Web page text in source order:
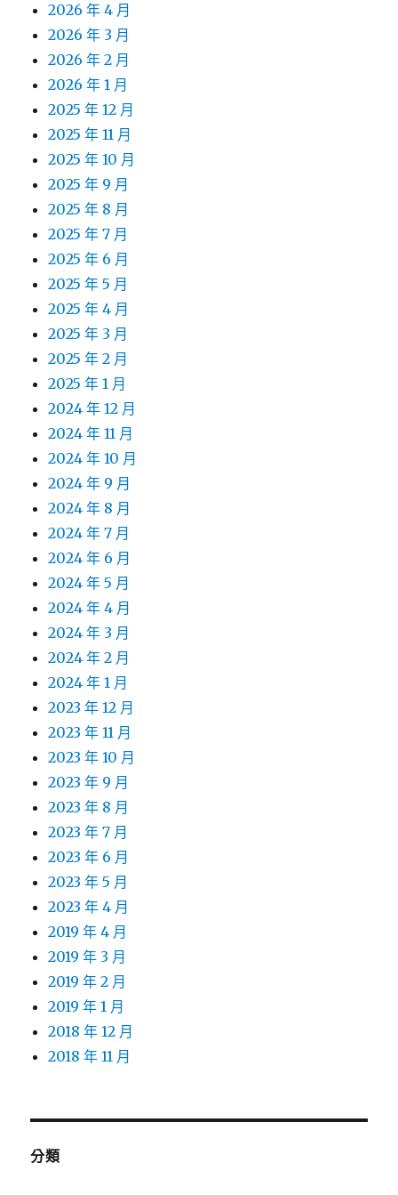
2026 年 4 月
2026 年 3 月
2026 年 2 月
2026 年 1 月
2025 年 12 月
2025 年 11 月
2025 年 10 月
2025 年 9 月
2025 年 8 月
2025 年 7 月
2025 年 6 月
2025 年 5 月
2025 年 4 月
2025 年 3 月
2025 年 2 月
2025 年 1 月
2024 年 12 月
2024 年 11 月
2024 年 10 月
2024 年 9 月
2024 年 8 月
2024 年 7 月
2024 年 6 月
2024 年 5 月
2024 年 4 月
2024 年 3 月
2024 年 2 月
2024 年 1 月
2023 年 12 月
2023 年 11 月
2023 年 10 月
2023 年 9 月
2023 年 8 月
2023 年 7 月
2023 年 6 月
2023 年 5 月
2023 年 4 月
2019 年 4 月
2019 年 3 月
2019 年 2 月
2019 年 1 月
2018 年 12 月
2018 年 11 月
分類